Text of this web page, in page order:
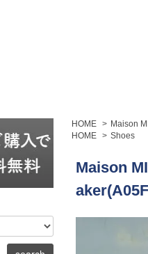
HOME > Maison
HOME
> Shoes
Maison